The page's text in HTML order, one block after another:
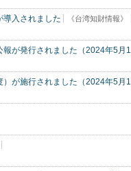
導入されました
《台湾知財情報》
が発行されました（2024年5月1
が施行されました（2024年5月1